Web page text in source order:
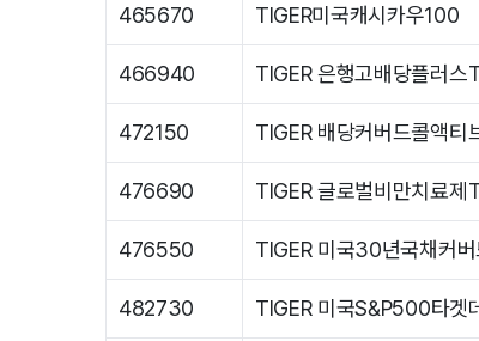
465670 TIGER미국캐시카우100
466940 TIGER 은행고배당플러스
472150 TIGER 배당커버드콜액티
476690 TIGER 글로벌비만치료제
476550 TIGER 미국30년국채커
482730 TIGER 미국S&P500타겟